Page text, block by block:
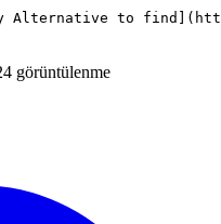
Alternative to
görüntülenme